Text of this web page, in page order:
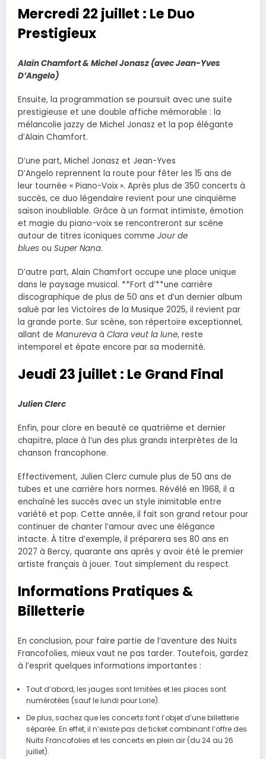
Mercredi 22 juillet : Le Duo
Prestigieux
Alain Chamfort & Michel Jonasz (avec Jean-Yves
D’Angelo)
Ensuite, la programmation se poursuit avec une suite
prestigieuse et une double affiche mémorable : la
mélancolie jazzy de Michel Jonasz et la pop élégante
d’Alain Chamfort.
D’une part, Michel Jonasz et Jean-Yves
D’Angelo reprennent la route pour fêter les 15 ans de
leur tournée « Piano-Voix ». Après plus de 350 concerts à
succès, ce duo légendaire revient pour une cinquième
saison inoubliable. Grâce à un format intimiste, émotion
et magie du piano-voix se rencontreront sur scène
autour de titres iconiques comme Jour de
blues ou Super Nana.
D’autre part, Alain Chamfort occupe une place unique
dans le paysage musical. **Fort d’**une carrière
discographique de plus de 50 ans et d’un dernier album
salué par les Victoires de la Musique 2025, il revient par
la grande porte. Sur scène, son répertoire exceptionnel,
allant de Manureva à Clara veut la lune, reste
intemporel et épate encore par sa modernité.
Jeudi 23 juillet : Le Grand Final
Julien Clerc
Enfin, pour clore en beauté ce quatrième et dernier
chapitre, place à l’un des plus grands interprètes de la
chanson francophone.
Effectivement, Julien Clerc cumule plus de 50 ans de
tubes et une carrière hors normes. Révélé en 1968, il a
enchaîné les succès avec un style inimitable entre
variété et pop. Cette année, il fait son grand retour pour
continuer de chanter l’amour avec une élégance
intacte. À titre d’exemple, il préparera ses 80 ans en
2027 à Bercy, quarante ans après y avoir été le premier
artiste français à jouer. Tout simplement du respect.
Informations Pratiques &
Billetterie
En conclusion, pour faire partie de l’aventure des Nuits
Francofolies, mieux vaut ne pas tarder. Toutefois, gardez
à l’esprit quelques informations importantes :
Tout d’abord, les jauges sont limitées et les places sont
numérotées (sauf le lundi pour Lorie).
De plus, sachez que les concerts font l’objet d’une billetterie
séparée. En effet, il n’existe pas de ticket combinant l’offre des
Nuits Francofolies et les concerts en plein air (du 24 au 26
juillet).